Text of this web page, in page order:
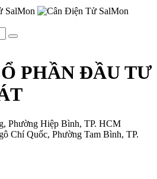
PHẦN ĐẦU TƯ
Phường Hiệp Bình, TP. HCM
Chí Quốc, Phường Tam Bình, TP.